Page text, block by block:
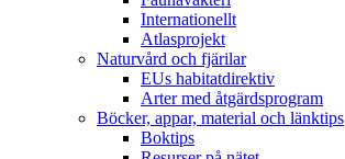
Internationellt
Atlasprojekt
Naturvård och fjärilar
EUs habitatdirektiv
Arter med åtgärdsprogram
Böcker, appar, material och länktips
Boktips